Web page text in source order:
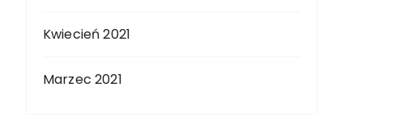
Kwiecień 2021
Marzec 2021